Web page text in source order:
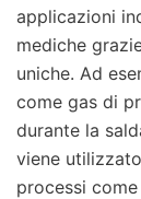
applicazioni
mediche
uniche. Ad
come gas di
durante la
viene
processi